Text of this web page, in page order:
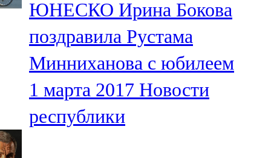
Кама тамагы
71,51 FM
Кукмара
107,9 FM
Лениногорский
ЮНЕСКО Ирина Бокова
поздравила Рустама
Минниханова с юбилеем
1 марта 2017 Новости
республики